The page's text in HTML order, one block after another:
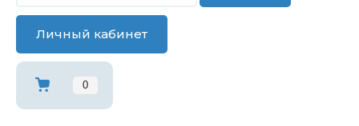
Личный кабинет
0